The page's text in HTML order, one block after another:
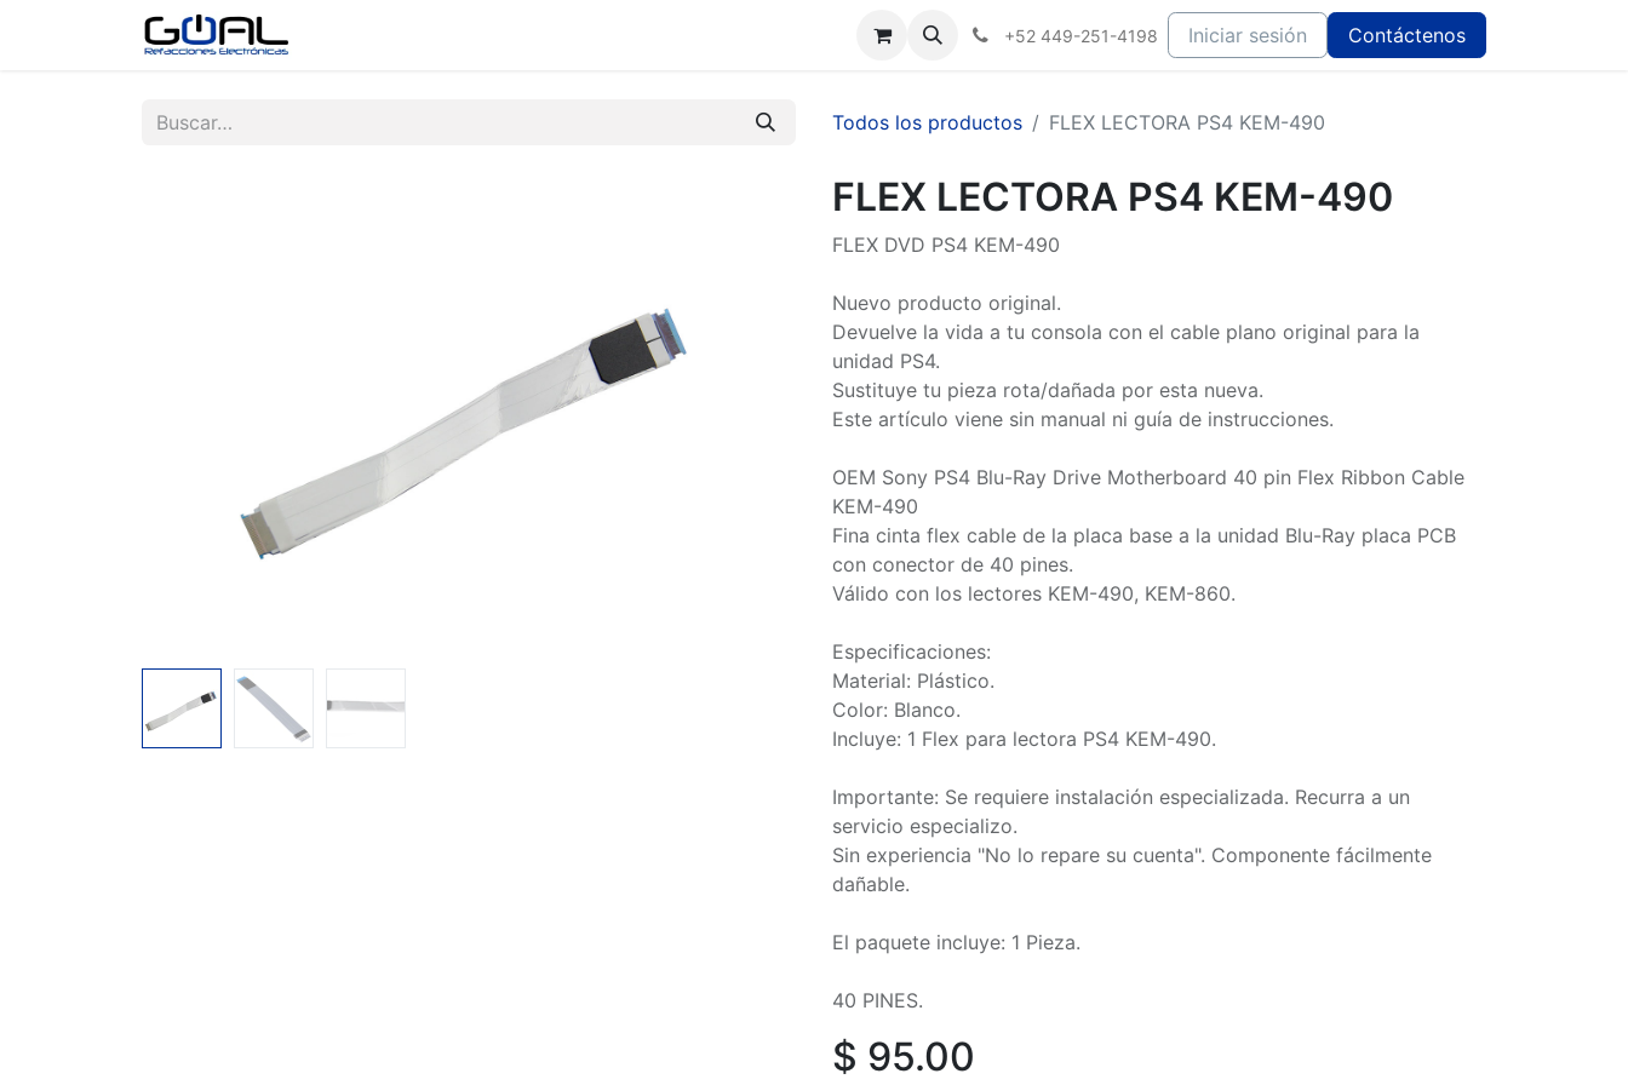
+52 449-251-4198 Iniciar sesión Contáctenos
Todos los productos FLEX LECTORA PS4 KEM-490
FLEX LECTORA PS4 KEM-490
FLEX DVD PS4 KEM-490
Nuevo producto original.
Devuelve la vida a tu consola con el cable plano original para la
unidad PS4.
Sustituye tu pieza rota/dañada por esta nueva.
Este artículo viene sin manual ni guía de instrucciones.
OEM Sony PS4 Blu-Ray Drive Motherboard 40 pin Flex Ribbon Cable
KEM-490
Fina cinta flex cable de la placa base a la unidad Blu-Ray placa PCB
con conector de 40 pines.
Válido con los lectores KEM-490, KEM-860.
Especificaciones:
Material: Plástico.
Color: Blanco.
Incluye: 1 Flex para lectora PS4 KEM-490.
Importante: Se requiere instalación especializada. Recurra a un
servicio especializo.
Sin experiencia "No lo repare su cuenta". Componente fácilmente
dañable.
El paquete incluye: 1 Pieza.
40 PINES.
$ 95.00